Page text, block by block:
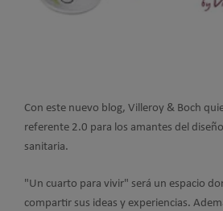
Con este nuevo blog, Villeroy & Boch
referente 2.0 para los amantes del
sanitaria.
"Un cuarto para vivir" será un espacio
compartir sus ideas y experiencias.